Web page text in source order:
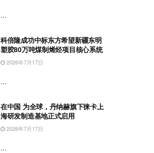
...
科倍隆成功中标东方希望新疆东明
塑胶80万吨煤制烯烃项目核心系统
2026年7月17日
...
在中国 为全球，丹纳赫旗下徕卡上
海研发制造基地正式启用
2026年7月17日
...